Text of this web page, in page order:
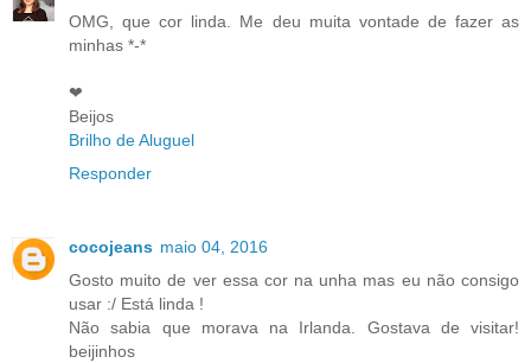
OMG, que cor linda. Me deu muita vontade de fazer as
minhas *-*
❤
Beijos
Brilho de Aluguel
Responder
cocojeans maio 04, 2016
Gosto muito de ver essa cor na unha mas eu não consigo
usar :/ Está linda !
Não sabia que morava na Irlanda. Gostava de visitar!
beijinhos